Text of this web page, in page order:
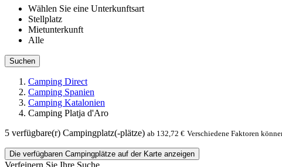
Wählen Sie eine Unterkunftsart
Stellplatz
Mietunterkunft
Alle
Suchen
Camping Direct
Camping Spanien
Camping Katalonien
Camping Platja d'Aro
5 verfügbare(r) Campingplatz(-plätze) ab 132,72 € Verschiedene Faktoren
Die verfügbaren Campingplätze auf der Karte anzeigen